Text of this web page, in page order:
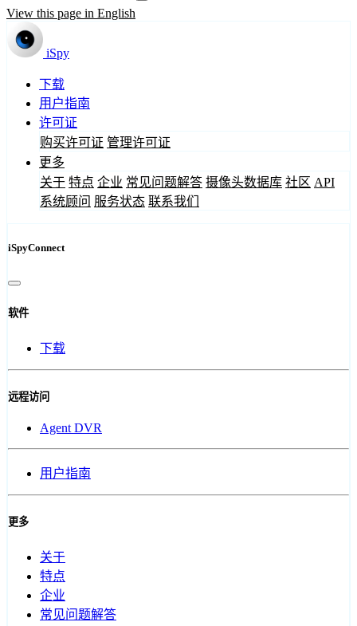
View this page in English
iSpy
下载
用户指南
许可证
购买许可证 管理许可证
更多
关于 特点 企业 常见问题解答 摄像头数据库 社区 API
系统顾问 服务状态 联系我们
iSpyConnect
软件
下载
远程访问
Agent DVR
用户指南
更多
关于
特点
企业
常见问题解答